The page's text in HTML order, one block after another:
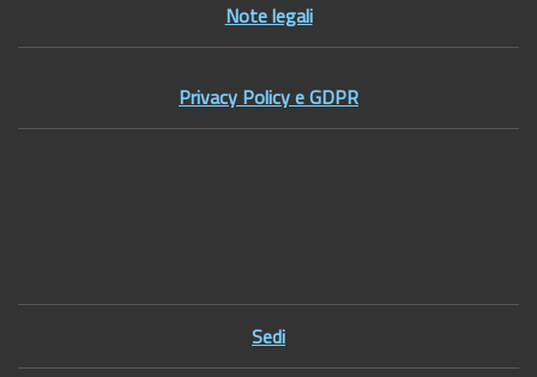
Note legali
Privacy Policy e GDPR
Sedi